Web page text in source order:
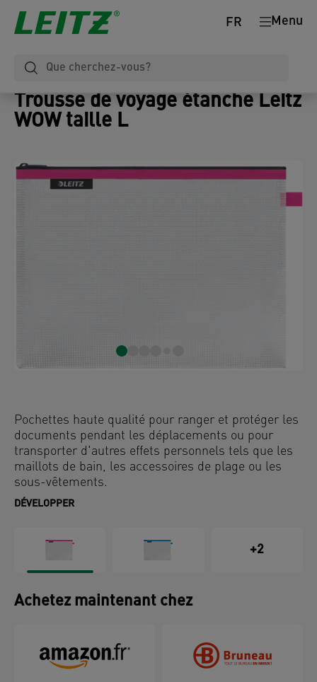
Menu
FR
Trousse de voyage étanche Leitz
WOW taille L
Pochettes haute qualité pour ranger et protéger les
documents pendant les déplacements ou pour
transporter d'autres effets personnels tels que les
maillots de bain, les accessoires de plage ou les
sous-vêtements.
DÉVELOPPER
+2
Achetez maintenant chez